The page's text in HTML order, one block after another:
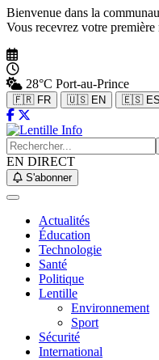
Bienvenue dans la
Vous recevrez votre
28°C Port-au-Prince
🇫🇷 FR 🇺🇸 EN 🇪🇸 ES
EN DIRECT
S'abonner
Actualités
Éducation
Technologie
Santé
Politique
Lentille
Environnement
Sport
Sécurité
International